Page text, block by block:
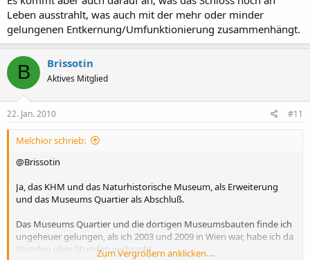
Leben ausstrahlt, was auch mit der mehr oder minder
gelungenen Entkernung/Umfunktionierung zusammenhängt.
B Brissotin
Aktives Mitglied
22. Jan. 2010 #11
Melchior schrieb:
@Brissotin
Ja, das KHM und das Naturhistorische Museum, als Erweiterung
und das Museums Quartier als Abschluß.
Das Museums Quartier und die dortigen Museumsbauten finde ich
ungeheuer gelungen, als ich 2003 und 2009 in Wien war, habe ich da
Stunden über Stunden verbracht.Zum Vergrößern anklicken....